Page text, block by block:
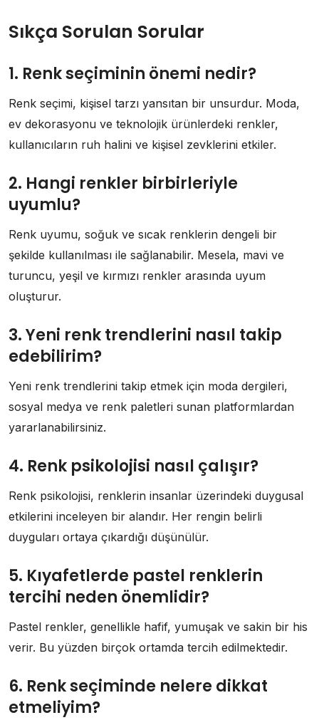
Sıkça Sorulan Sorular
1. Renk seçiminin önemi nedir?
Renk seçimi, kişisel tarzı yansıtan bir unsurdur. Moda,
ev dekorasyonu ve teknolojik ürünlerdeki renkler,
kullanıcıların ruh halini ve kişisel zevklerini etkiler.
2. Hangi renkler birbirleriyle
uyumlu?
Renk uyumu, soğuk ve sıcak renklerin dengeli bir
şekilde kullanılması ile sağlanabilir. Mesela, mavi ve
turuncu, yeşil ve kırmızı renkler arasında uyum
oluşturur.
3. Yeni renk trendlerini nasıl takip
edebilirim?
Yeni renk trendlerini takip etmek için moda dergileri,
sosyal medya ve renk paletleri sunan platformlardan
yararlanabilirsiniz.
4. Renk psikolojisi nasıl çalışır?
Renk psikolojisi, renklerin insanlar üzerindeki duygusal
etkilerini inceleyen bir alandır. Her rengin belirli
duyguları ortaya çıkardığı düşünülür.
5. Kıyafetlerde pastel renklerin
tercihi neden önemlidir?
Pastel renkler, genellikle hafif, yumuşak ve sakin bir his
verir. Bu yüzden birçok ortamda tercih edilmektedir.
6. Renk seçiminde nelere dikkat
etmeliyim?